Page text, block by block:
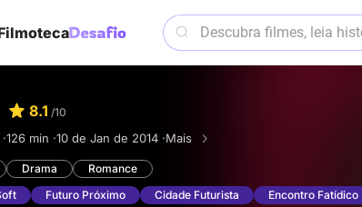
8.1 /10
126 min ·10 de Jan de 2014 ·Mais
Drama
Romance
Futuro Próximo Cidade Futurista Encontro Fatídico